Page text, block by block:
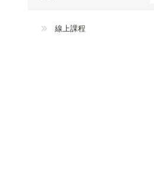
線上課程